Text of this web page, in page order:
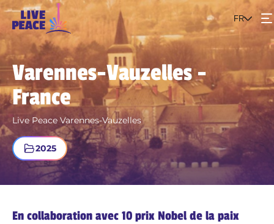
Événements
Le projet
Rejoins le mouvement
FR
Varennes-Vauzelles -
France
Live Peace Varennes-Vauzelles
2025
En collaboration avec 10 prix Nobel de la paix